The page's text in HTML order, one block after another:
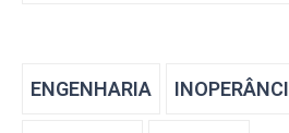
ENGENHARIA INOPERÂNCI